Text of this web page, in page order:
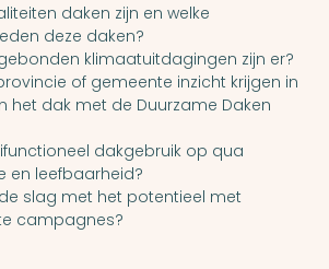
daken zijn en welke
deze daken?
klimaatuitdagingen zijn er?
of gemeente inzicht krijgen in
het dak met de Duurzame Daken
dakgebruik op qua
en leefbaarheid?
slag met het potentieel met
campagnes?